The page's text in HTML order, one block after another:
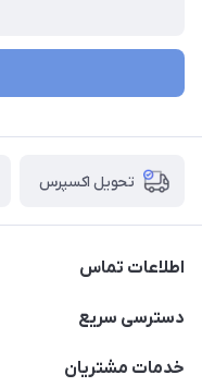
تحویل اکسپرس
اطلاعات تماس
09112255977- 02191035419
دسترسی سریع
حساب کاربری
خدمات مشتریان